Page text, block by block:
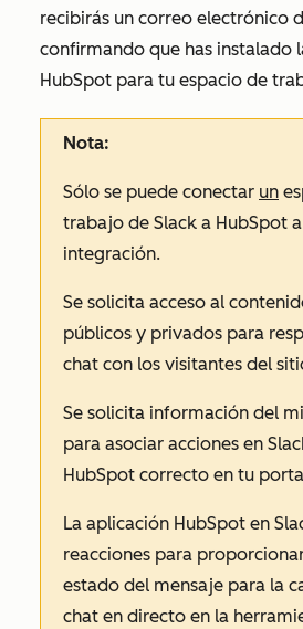
recibirás un correo electrónico
confirmando que has instalado
HubSpot para tu espacio de
Nota:
Sólo se puede conectar un
trabajo de Slack a HubSpot
integración.
Se solicita acceso al
públicos y privados para
chat con los visitantes del
Se solicita información del
para asociar acciones en
HubSpot correcto en tu
La aplicación HubSpot en
reacciones para
estado del mensaje para la
chat en directo en la